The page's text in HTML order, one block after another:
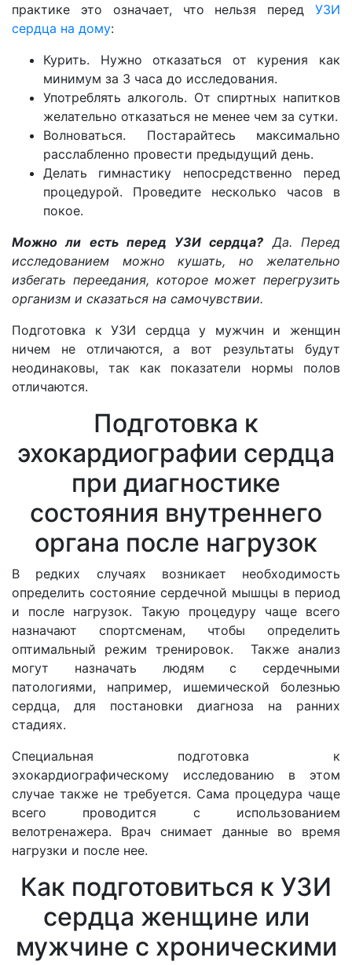
практике это означает, что нельзя перед УЗИ
сердца на дому:
Курить. Нужно отказаться от курения как
минимум за 3 часа до исследования.
Употреблять алкоголь. От спиртных напитков
желательно отказаться не менее чем за сутки.
Волноваться. Постарайтесь максимально
расслабленно провести предыдущий день.
Делать гимнастику непосредственно перед
процедурой. Проведите несколько часов в
покое.
Можно ли есть перед УЗИ сердца? Да. Перед
исследованием можно кушать, но желательно
избегать переедания, которое может перегрузить
организм и сказаться на самочувствии.
Подготовка к УЗИ сердца у мужчин и женщин
ничем не отличаются, а вот результаты будут
неодинаковы, так как показатели нормы полов
отличаются.
Подготовка к
эхокардиографии сердца
при диагностике
состояния внутреннего
органа после нагрузок
В редких случаях возникает необходимость
определить состояние сердечной мышцы в период
и после нагрузок. Такую процедуру чаще всего
назначают спортсменам, чтобы определить
оптимальный режим тренировок. Также анализ
могут назначать людям с сердечными
патологиями, например, ишемической болезнью
сердца, для постановки диагноза на ранних
стадиях.
Специальная подготовка к
эхокардиографическому исследованию в этом
случае также не требуется. Сама процедура чаще
всего проводится с использованием
велотренажера. Врач снимает данные во время
нагрузки и после нее.
Как подготовиться к УЗИ
сердца женщине или
мужчине с хроническими